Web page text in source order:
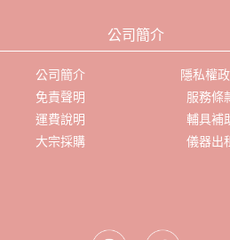
公司簡介
公司簡介
隱私權
免責聲明
服務條
運費說明
輔具補
大宗採購
儀器出